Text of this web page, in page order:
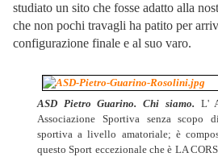
studiato un sito che fosse adatto alla
che non pochi travagli ha patito per
configurazione finale e al suo varo.
ASD Pietro Guarino. Chi siamo. L'
Associazione Sportiva senza
sportiva a livello amatoriale; è
questo Sport eccezionale che è LA